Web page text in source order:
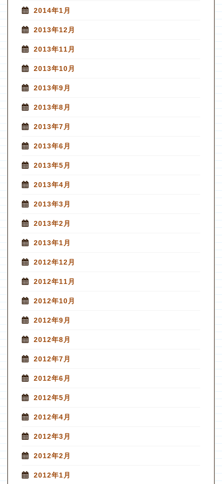
2014年1月
2013年12月
2013年11月
2013年10月
2013年9月
2013年8月
2013年7月
2013年6月
2013年5月
2013年4月
2013年3月
2013年2月
2013年1月
2012年12月
2012年11月
2012年10月
2012年9月
2012年8月
2012年7月
2012年6月
2012年5月
2012年4月
2012年3月
2012年2月
2012年1月